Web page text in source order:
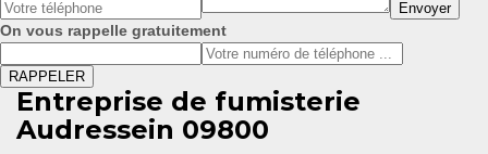
On vous rappelle gratuitement
Entreprise de fumisterie
Audressein 09800